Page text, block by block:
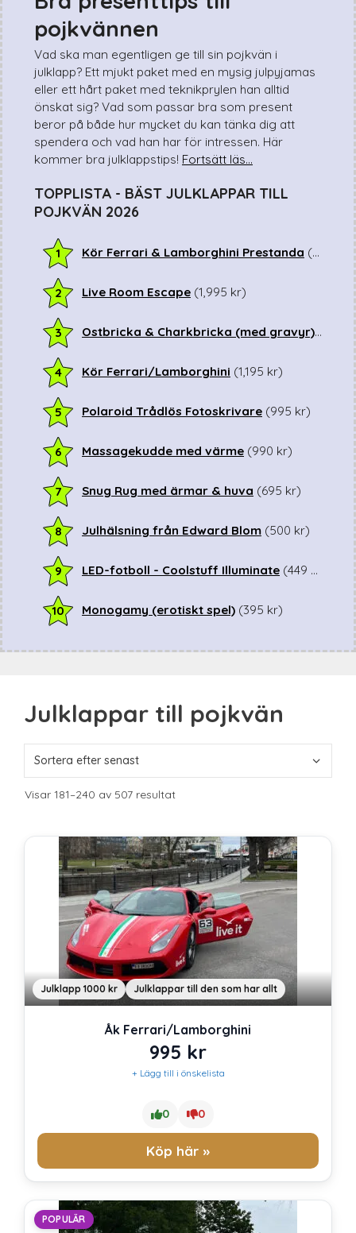
Sista minuten
Spel & pussel
Sport & träning
Teknik
Unikt
Upplevelse
pojkvännen
Vad ska man egentligen ge till sin pojkvän i
julklapp? Ett mjukt paket med en mysig julpyjamas
eller ett hårt paket med teknikprylen han alltid
önskat sig? Vad som passar bra som present
beror på både hur mycket du kan tänka dig att
spendera och vad han har för intressen. Här
kommer bra julklappstips! Fortsätt läs...
TOPPLISTA - BÄST JULKLAPPAR TILL
POJKVÄN 2026
1 Kör Ferrari & Lamborghini Prestanda (2,995 kr
2 Live Room Escape (1,995 kr)
3 Ostbricka & Charkbricka (med gravyr)(
4 Kör Ferrari/Lamborghini (1,195 kr)
5 Polaroid Trådlös Fotoskrivare (995 kr)
6 Massagekudde med värme (990 kr)
7 Snug Rug med ärmar & huva (695 kr)
8 Julhälsning från Edward Blom (500 kr)
9 LED-fotboll - Coolstuff Illuminate (449 kr
10 Monogamy (erotiskt spel) (395 kr)
Julklappar till pojkvän
Visar 181–240 av 507 resultatSortera
Julklapp 1000 kr Julklappar till den som har allt
Åk Ferrari/Lamborghini
995 kr
+ Lägg till i önskelista
0 0
Köp här »
POPULÄR